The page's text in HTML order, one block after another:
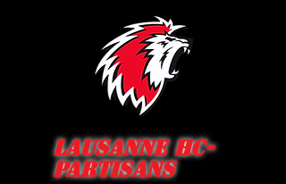
Lausanne HC-
Partisans